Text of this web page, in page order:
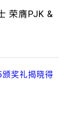
荣膺PJK &